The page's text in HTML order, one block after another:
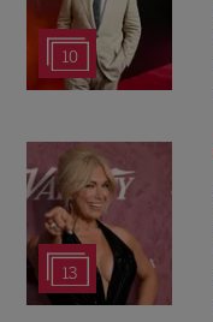
10
13